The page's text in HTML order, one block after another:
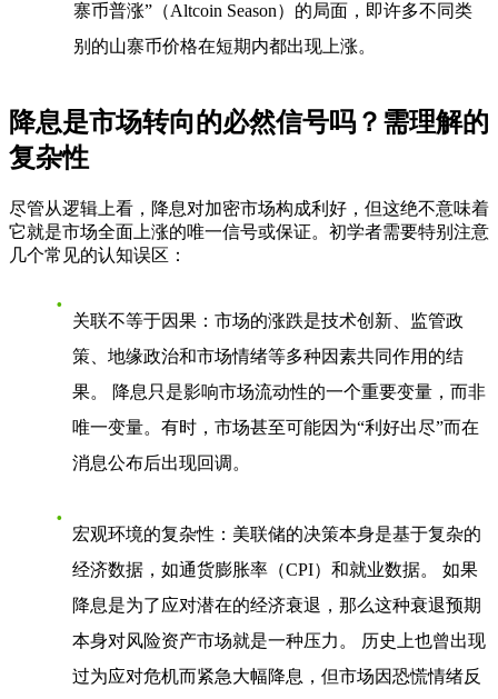
寨币普涨”（Altcoin Season）的局面，即许多不同类
别的山寨币价格在短期内都出现上涨。
降息是市场转向的必然信号吗？需理解的
复杂性
尽管从逻辑上看，降息对加密市场构成利好，但这绝不意味着
它就是市场全面上涨的唯一信号或保证。初学者需要特别注意
几个常见的认知误区：
关联不等于因果 ：市场的涨跌是技术创新、监管政
策、地缘政治和市场情绪等多种因素共同作用的结
果。 降息只是影响市场流动性的一个重要变量，而非
唯一变量。有时，市场甚至可能因为“利好出尽”而在
消息公布后出现回调。
宏观环境的复杂性 ：美联储的决策本身是基于复杂的
经济数据，如通货膨胀率（CPI）和就业数据。 如果
降息是为了应对潜在的经济衰退，那么这种衰退预期
本身对风险资产市场就是一种压力。 历史上也曾出现
过为应对危机而紧急大幅降息，但市场因恐慌情绪反